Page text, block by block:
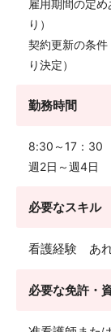
雇用期間の定
り）
契約更新の条
り決定）
勤務時間
8:30～17：30
週2日～週4日
必要なスキル
看護経験 あ
必要な免許・